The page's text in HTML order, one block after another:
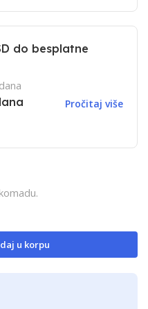
do besplatne
Pročitaj više
u korpu